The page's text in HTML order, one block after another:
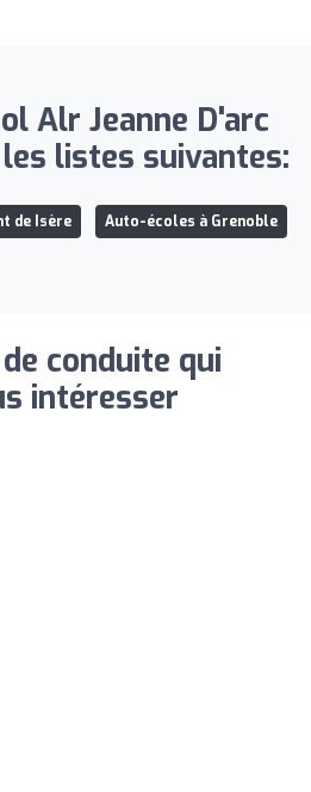
Alr Jeanne D'arc
listes suivantes:
de Isère Auto-écoles à Grenoble
conduite qui
intéresser